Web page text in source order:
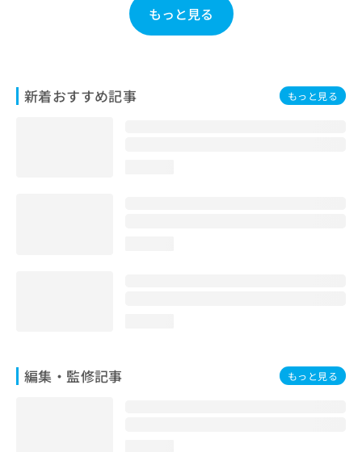
もっと見る
新着おすすめ記事 もっと見る
編集・監修記事 もっと見る
せ
は